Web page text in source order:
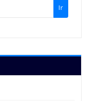
Ir